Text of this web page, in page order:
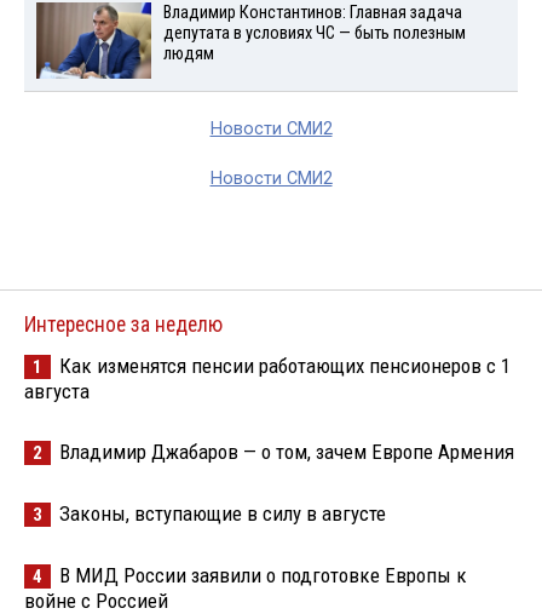
Владимир Константинов: Главная задача
депутата в условиях ЧС — быть полезным
людям
Новости СМИ2
Новости СМИ2
Интересное за неделю
1
Как изменятся пенсии работающих пенсионеров с 1
августа
2 Владимир Джабаров — о том, зачем Европе Армения
3 Законы, вступающие в силу в августе
4
В МИД России заявили о подготовке Европы к
войне с Россией